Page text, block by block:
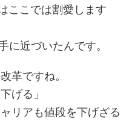
ここでは割愛します
に近づいたんです。
革ですね。
げる」
リアも値段を下げざる